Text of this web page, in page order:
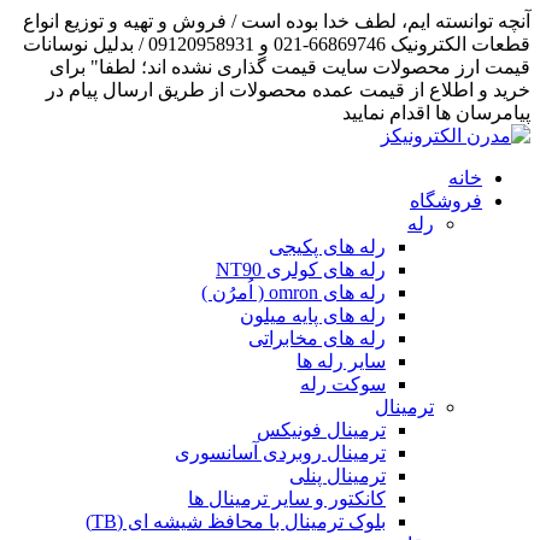
آنچه توانسته ایم، لطف خدا بوده است / فروش و تهیه و توزیع انواع
قطعات الکترونیک 66869746-021 و 09120958931 / بدلیل نوسانات
قیمت ارز محصولات سایت قیمت گذاری نشده اند؛ لطفا" برای
خرید و اطلاع از قیمت عمده محصولات از طریق ارسال پیام در
پیامرسان ها اقدام نمایید
خانه
فروشگاه
رله
رله های پکیجی
رله های کولری NT90
رله های omron ( اُمرُن )
رله های پایه میلون
رله های مخابراتی
سایر رله ها
سوکت رله
ترمینال
ترمینال فونیکس
ترمینال روبردی آسانسوری
ترمینال پنلی
کانکتور و سایر ترمینال ها
بلوک ترمینال با محافظ شیشه ای (TB)